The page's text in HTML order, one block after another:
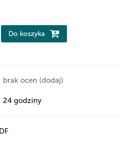
Do koszyka
brak ocen (dodaj)
24 godziny